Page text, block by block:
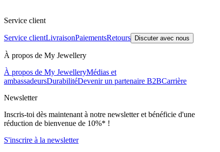
Service client
Service clientLivraisonPaiementsRetours Discuter avec nous
À propos de My Jewellery
À propos de My JewelleryMédias et
ambassadeursDurabilitéDevenir un partenaire B2BCarrière
Newsletter
Inscris-toi dès maintenant à notre newsletter et bénéficie d'une
réduction de bienvenue de 10%* !
S'inscrire à la newsletter